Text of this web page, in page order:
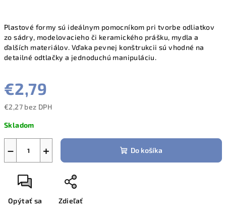
Plastové formy sú ideálnym pomocníkom pri tvorbe odliatkov
zo sádry, modelovacieho či keramického prášku, mydla a
ďalších materiálov. Vďaka pevnej konštrukcii sú vhodné na
detailné odtlačky a jednoduchú manipuláciu.
€2,79
€2,27 bez DPH
cena:
Skladom
+
− Do košíka
Opýtať sa Zdieľať